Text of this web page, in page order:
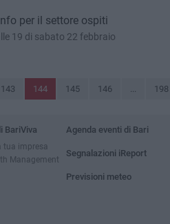
per il settore ospiti
19 di sabato 22 febbraio
143 144 145 146 ... 198
BariViva
tua impresa
Management
Agenda eventi di Bari
Segnalazioni iReport
Previsioni meteo